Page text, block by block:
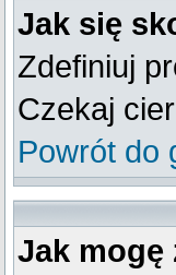
Jak się
Zdefiniuj
Czekaj
Powrót do
Jak mogę